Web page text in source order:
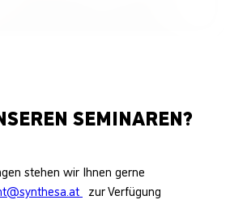
SEMINAREN?
stehen wir Ihnen gerne
zur Verfügung